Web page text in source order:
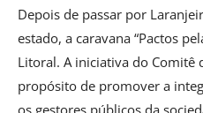
Depois de passar por
estado, a caravana “Pactos
Litoral. A iniciativa do Comitê
propósito de promover a